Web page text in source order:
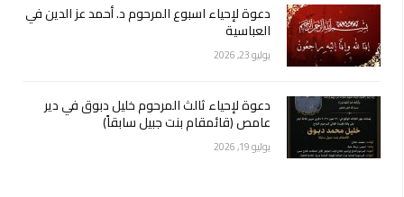
دعوة لإحياء اسبوع المرحوم د. أحمد عز الدين في
العباسية
يوليو 23, 2026
دعوة لإحياء ثالث المرحوم خليل دبوق في دير
عامص (قائمقام بنت جبيل سابقاً)
يوليو 19, 2026